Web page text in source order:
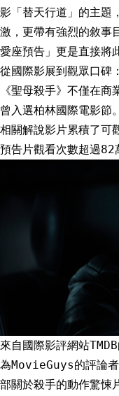
影「替天行道」的主題
激，更帶有強烈的敘事
愛座預告」更是直接將
從國際影展到觀眾口碑
《聖母殺手》不僅在商
曾入選柏林國際電影節
相關解說影片累積了可
預告片觀看次數超過82
來自國際影評網站
為MovieGuys的評論
部關於殺手的動作驚悚